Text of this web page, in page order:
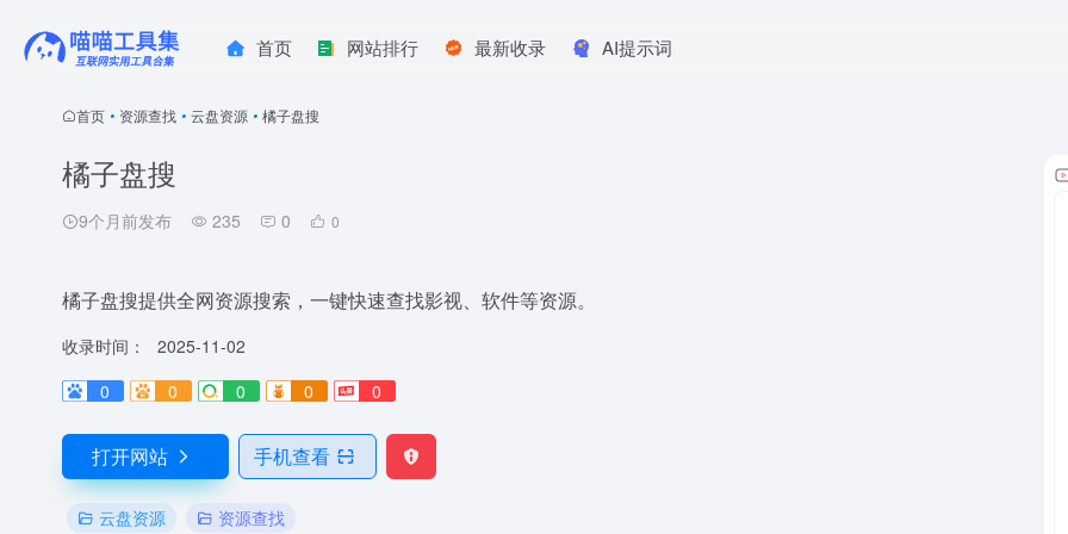
首页 网站排行 最新收录 AI提示词
首页 • 资源查找 • 云盘资源 • 橘子盘搜
橘子盘搜
9个月前发布 235 0 0
橘子盘搜提供全网资源搜索，一键快速查找影视、软件等资源。
收录时间：
2025-11-02
0
0 0 0 0
打开网站 手机查看
云盘资源 资源查找